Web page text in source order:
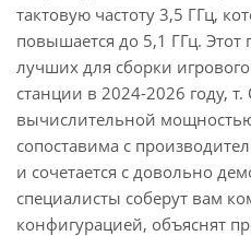
тактовую частоту 3,5 ГГц,
повышается до 5,1 ГГц.
лучших для сборки
станции в 2024-2026 году,
вычислительной
сопоставима с
и сочетается с довольно
специалисты соберут вам
конфигурацией, объяснят